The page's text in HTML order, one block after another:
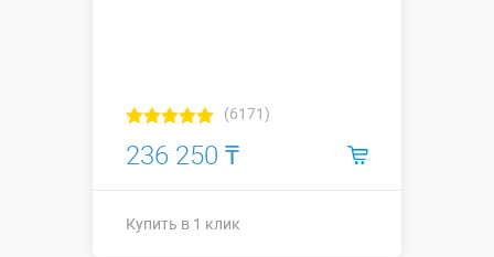
(6171)
236 250 ₸
Купить в 1 клик